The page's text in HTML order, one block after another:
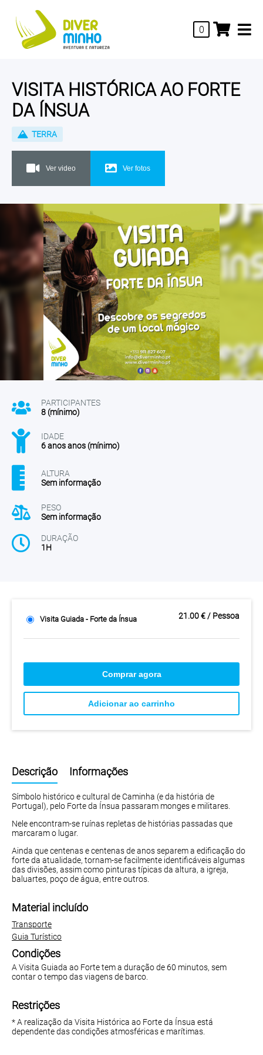
0
VISITA HISTÓRICA AO FORTE
DA ÍNSUA
TERRA
Ver video Ver fotos
PARTICIPANTES
8 (mínimo)
IDADE
6 anos anos (mínimo)
ALTURA
Sem informação
PESO
Sem informação
DURAÇÃO
1H
Descrição Informações
Símbolo histórico e cultural de Caminha (e da história de
Portugal), pelo Forte da Ínsua passaram monges e militares.
Nele encontram-se ruínas repletas de histórias passadas que
marcaram o lugar.
Ainda que centenas e centenas de anos separem a edificação do
forte da atualidade, tornam-se facilmente identificáveis algumas
das divisões, assim como pinturas típicas da altura, a igreja,
baluartes, poço de água, entre outros.
Material incluído
Transporte
Guia Turístico
Condições
A Visita Guiada ao Forte tem a duração de 60 minutos, sem
contar o tempo das viagens de barco.
Restrições
* A realização da Visita Histórica ao Forte da Ínsua está
dependente das condições atmosféricas e marítimas.
Visita Guiada - Forte da Ínsua 21.00 € / Pessoa
Comprar agora
Adicionar ao carrinho